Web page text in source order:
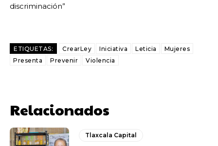
discriminación”
ETIQUETAS: CrearLey Iniciativa Leticia
Mujeres
Presenta
Prevenir Violencia
Relacionados
Tlaxcala Capital